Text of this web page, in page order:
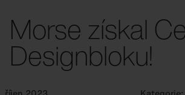
Morse získal
Designbloku!